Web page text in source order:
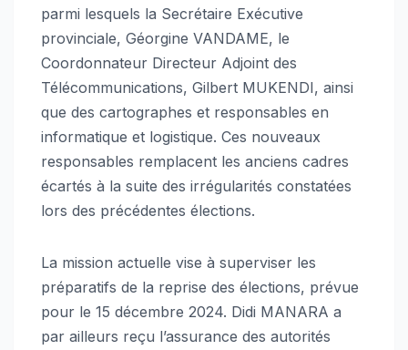
parmi lesquels la Secrétaire Exécutive
provinciale, Géorgine VANDAME, le
Coordonnateur Directeur Adjoint des
Télécommunications, Gilbert MUKENDI, ainsi
que des cartographes et responsables en
informatique et logistique. Ces nouveaux
responsables remplacent les anciens cadres
écartés à la suite des irrégularités constatées
lors des précédentes élections.
La mission actuelle vise à superviser les
préparatifs de la reprise des élections, prévue
pour le 15 décembre 2024. Didi MANARA a
par ailleurs reçu l’assurance des autorités